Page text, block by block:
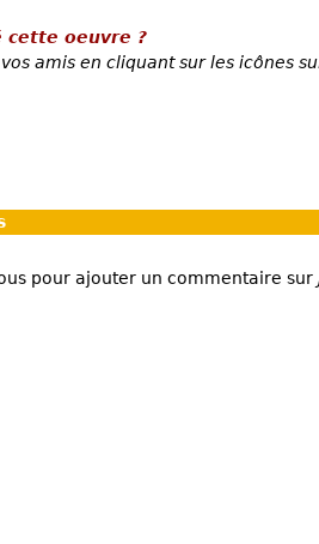
cette oeuvre ?
amis en cliquant sur les icônes
pour ajouter un commentaire sur